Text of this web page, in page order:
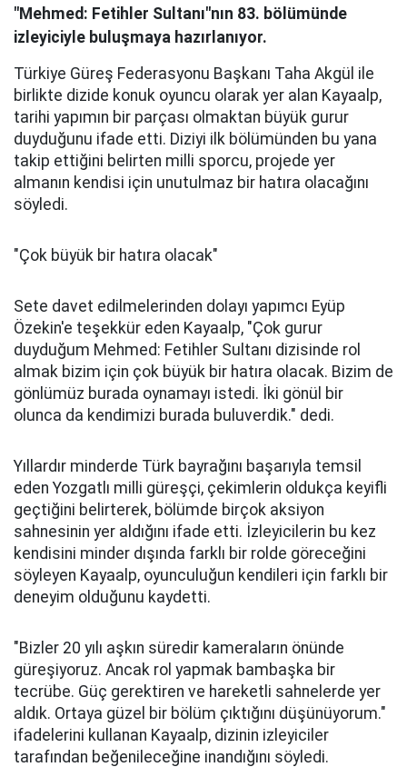
"Mehmed: Fetihler Sultanı"nın 83. bölümünde
izleyiciyle buluşmaya hazırlanıyor.
Türkiye Güreş Federasyonu Başkanı Taha Akgül ile
birlikte dizide konuk oyuncu olarak yer alan Kayaalp,
tarihi yapımın bir parçası olmaktan büyük gurur
duyduğunu ifade etti. Diziyi ilk bölümünden bu yana
takip ettiğini belirten milli sporcu, projede yer
almanın kendisi için unutulmaz bir hatıra olacağını
söyledi.
"Çok büyük bir hatıra olacak"
Sete davet edilmelerinden dolayı yapımcı Eyüp
Özekin'e teşekkür eden Kayaalp, "Çok gurur
duyduğum Mehmed: Fetihler Sultanı dizisinde rol
almak bizim için çok büyük bir hatıra olacak. Bizim de
gönlümüz burada oynamayı istedi. İki gönül bir
olunca da kendimizi burada buluverdik." dedi.
Yıllardır minderde Türk bayrağını başarıyla temsil
eden Yozgatlı milli güreşçi, çekimlerin oldukça keyifli
geçtiğini belirterek, bölümde birçok aksiyon
sahnesinin yer aldığını ifade etti. İzleyicilerin bu kez
kendisini minder dışında farklı bir rolde göreceğini
söyleyen Kayaalp, oyunculuğun kendileri için farklı bir
deneyim olduğunu kaydetti.
"Bizler 20 yılı aşkın süredir kameraların önünde
güreşiyoruz. Ancak rol yapmak bambaşka bir
tecrübe. Güç gerektiren ve hareketli sahnelerde yer
aldık. Ortaya güzel bir bölüm çıktığını düşünüyorum."
ifadelerini kullanan Kayaalp, dizinin izleyiciler
tarafından beğenileceğine inandığını söyledi.